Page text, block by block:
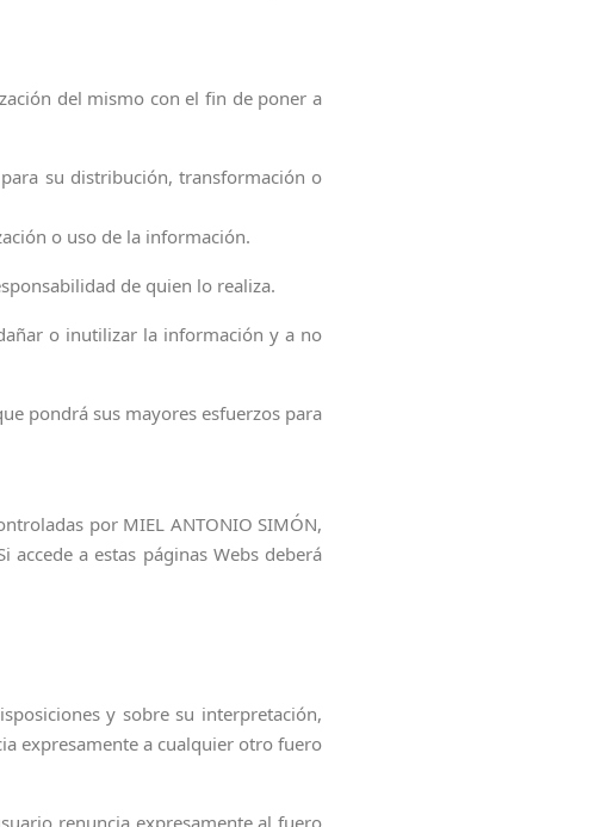
del mismo con el fin de poner a
su distribución, transformación o
o uso de la información.
de quien lo realiza.
o inutilizar la información y a no
pondrá sus mayores esfuerzos para
por MIEL ANTONIO SIMÓN,
a estas páginas Webs deberá
y sobre su interpretación,
expresamente a cualquier otro fuero
renuncia expresamente al fuero